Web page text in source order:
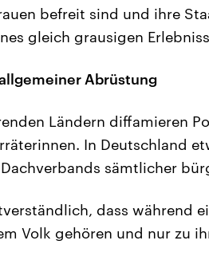
befreit sind und ihre
gleich grausigen
Abrüstung
Ländern diffamieren
In Deutschland
sämtlicher
dass während
Volk gehören und nur zu